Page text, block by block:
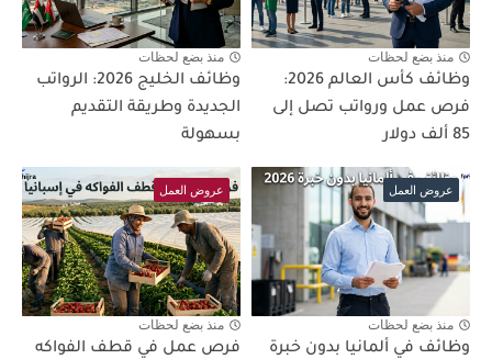
منذ بضع لحظات
وظائف كأس العالم 2026:
فرص عمل ورواتب تصل إلى
85 ألف دولار
منذ بضع لحظات
وظائف الخليج 2026: الرواتب
الجديدة وطريقة التقديم
بسهولة
عروض العمل
منذ بضع لحظات
وظائف في ألمانيا بدون خبرة
عروض العمل
منذ بضع لحظات
فرص عمل في قطف الفواكه